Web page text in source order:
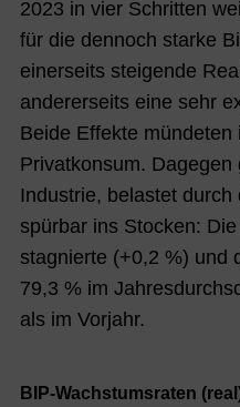
2023 in vier Schritten
für die dennoch starke
einerseits steigende
andererseits eine sehr
Beide Effekte
Privatkonsum.
Industrie, belastet durch
spürbar ins Stocken:
stagnierte (+0,2 %) und
79,3 % im
als im Vorjahr.
BIP-Wachstumsraten